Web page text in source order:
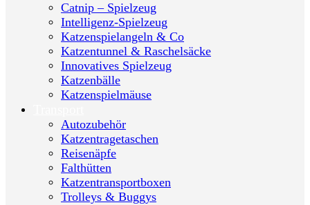
Catnip – Spielzeug
Intelligenz-Spielzeug
Katzenspielangeln & Co
Katzentunnel & Raschelsäcke
Innovatives Spielzeug
Katzenbälle
Katzenspielmäuse
Autozubehör
Katzentragetaschen
Reisenäpfe
Falthütten
Katzentransportboxen
Trolleys & Buggys